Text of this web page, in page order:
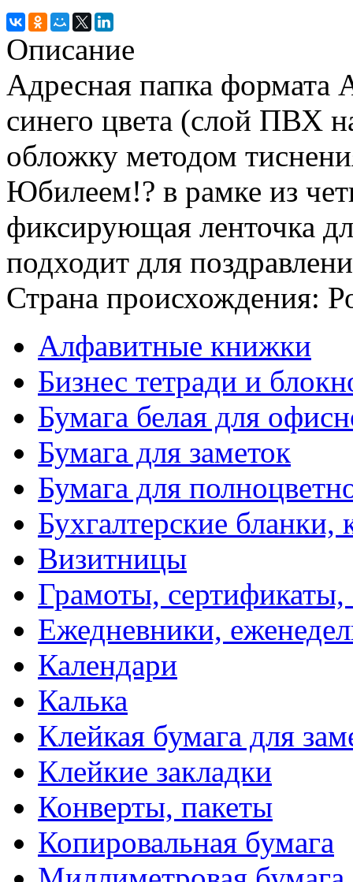
Описание
Адресная папка формата
синего цвета (слой ПВХ
обложку методом
Юбилеем!? в рамке из
фиксирующая ленточка
подходит для
Страна происхождения:
Алфавитные книжки
Бизнес тетради и
Бумага белая для
Бумага для заметок
Бумага для
Бухгалтерские бланки,
Визитницы
Грамоты,
Ежедневники,
Календари
Калька
Клейкая бумага для
Клейкие закладки
Конверты, пакеты
Копировальная бумага